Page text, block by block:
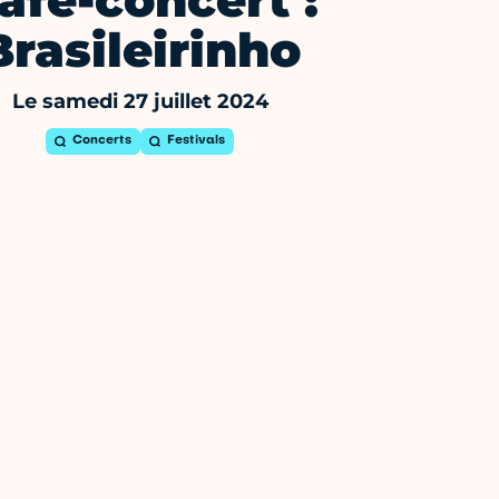
Le samedi 27 juillet 2024
Concerts Festivals